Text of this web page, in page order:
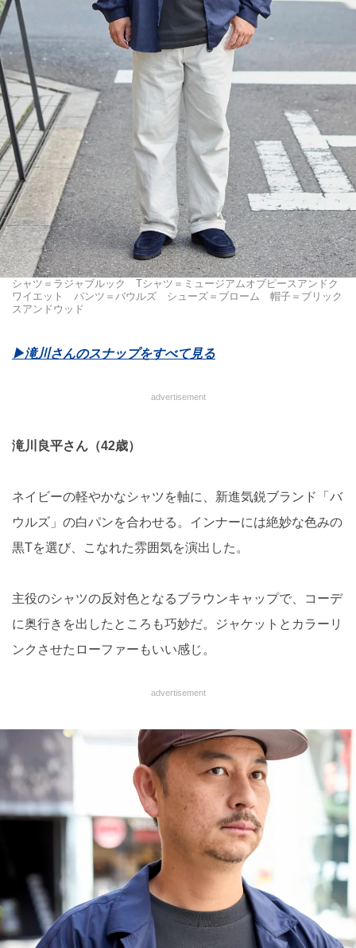
シャツ＝ラジャブルック Tシャツ＝ミュージアムオブピースアンドク
ワイエット パンツ＝バウルズ シューズ＝ブローム 帽子＝ブリック
スアンドウッド
▶︎滝川さんのスナップをすべて見る
advertisement
滝川良平さん（42歳）
ネイビーの軽やかなシャツを軸に、新進気鋭ブランド「バ
ウルズ」の白パンを合わせる。インナーには絶妙な色みの
黒Tを選び、こなれた雰囲気を演出した。
主役のシャツの反対色となるブラウンキャップで、コーデ
に奥行きを出したところも巧妙だ。ジャケットとカラーリ
ンクさせたローファーもいい感じ。
advertisement